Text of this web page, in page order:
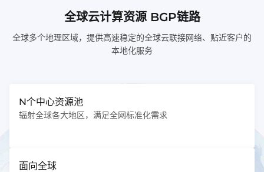
全球云计算资源 BGP链路
全球多个地理区域，提供高速稳定的全球云联接网络、贴近客户的
本地化服务
N个中心资源池
辐射全球各大地区，满足全网标准化需求
面向全球